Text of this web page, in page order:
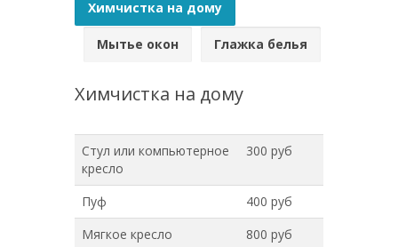
Химчистка на дому
Мытье окон Глажка белья
Химчистка на дому
Стул или компьютерное
кресло
300 руб
Пуф
400 руб
Мягкое кресло
800 руб